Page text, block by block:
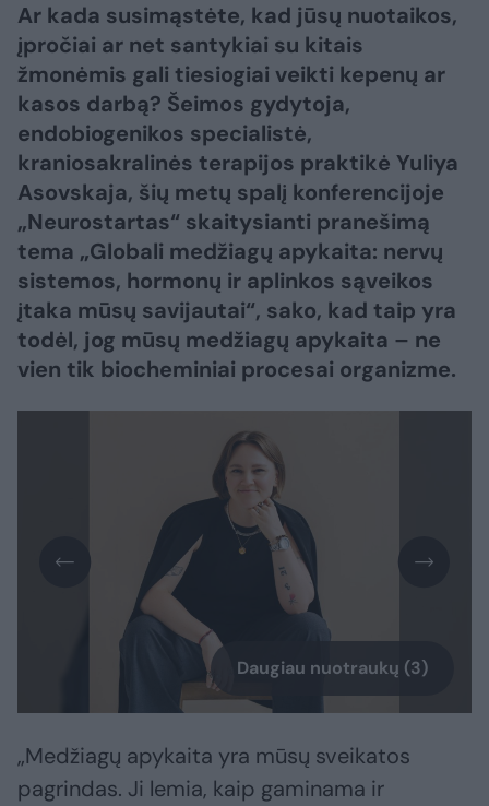
Ar kada susimąstėte, kad jūsų nuotaikos,
įpročiai ar net santykiai su kitais
žmonėmis gali tiesiogiai veikti kepenų ar
kasos darbą? Šeimos gydytoja,
endobiogenikos specialistė,
kraniosakralinės terapijos praktikė Yuliya
Asovskaja, šių metų spalį konferencijoje
„Neurostartas“ skaitysianti pranešimą
tema „Globali medžiagų apykaita: nervų
sistemos, hormonų ir aplinkos sąveikos
įtaka mūsų savijautai“, sako, kad taip yra
todėl, jog mūsų medžiagų apykaita – ne
vien tik biocheminiai procesai organizme.
Daugiau nuotraukų (3)
„Medžiagų apykaita yra mūsų sveikatos
pagrindas. Ji lemia, kaip gaminama ir